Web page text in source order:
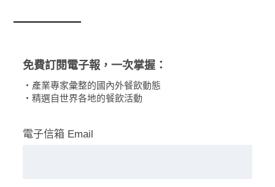
免費訂閱電子報，一次掌握：
・產業專家彙整的國內外餐飲動態
・精選自世界各地的餐飲活動
電子信箱 Email